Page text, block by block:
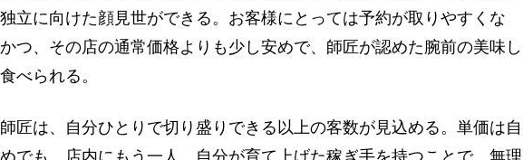
立に向けた顔見世ができる。お客様にとっては予約が取りやすくな
つ、その店の通常価格よりも少し安めで、師匠が認めた腕前の美味し
べられる。
匠は、自分ひとりで切り盛りできる以上の客数が見込める。単価は自